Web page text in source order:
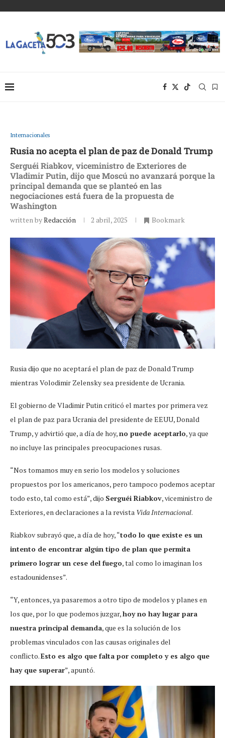
Internacionales
Rusia no acepta el plan de paz de Donald Trump
Serguéi Riabkov, viceministro de Exteriores de
Vladimir Putin, dijo que Moscú no avanzará porque la
principal demanda que se planteó en las
negociaciones está fuera de la propuesta de
Washington
written byRedacción 2 abril, 2025 Bookmark
Rusia dijo que no aceptará el plan de paz de Donald Trump
mientras Volodimir Zelensky sea presidente de Ucrania.
El gobierno de Vladimir Putin criticó el martes por primera vez
el plan de paz para Ucrania del presidente de EEUU, Donald
Trump, y advirtió que, a día de hoy,no puede aceptarlo, ya que
no incluye las principales preocupaciones rusas.
“Nos tomamos muy en serio los modelos y soluciones
propuestos por los americanos, pero tampoco podemos aceptar
todo esto, tal como está”, dijo Serguéi Riabkov, viceministro de
Exteriores, en declaraciones a la revista Vida Internacional.
Riabkov subrayó que, a día de hoy, “todo lo que existe es un
intento de encontrar algún tipo de plan que permita
primero lograr un cese del fuego, tal como lo imaginan los
estadounidenses”.
“Y, entonces, ya pasaremos a otro tipo de modelos y planes en
los que, por lo que podemos juzgar,hoy no hay lugar para
nuestra principal demanda, que es la solución de los
problemas vinculados con las causas originales del
conflicto.Esto es algo que falta por completo y es algo que
hay que superar”, apuntó.